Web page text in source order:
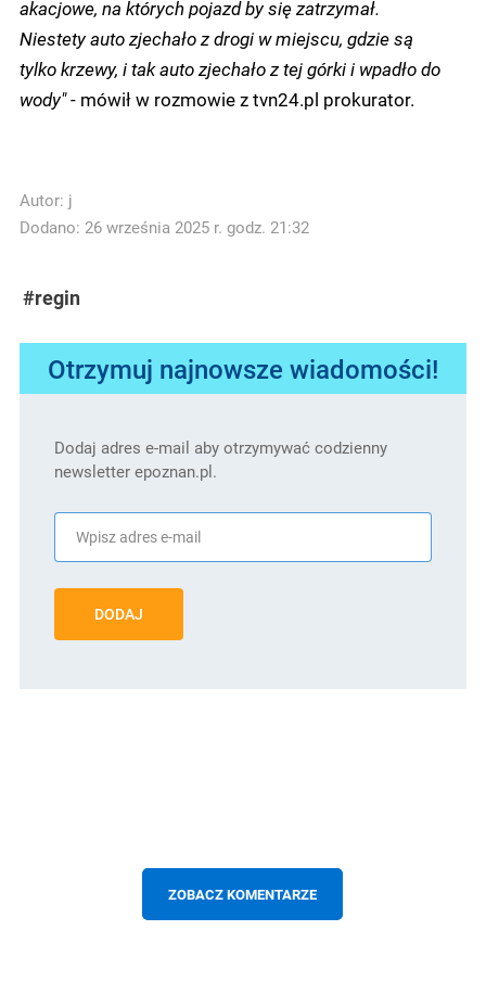
akacjowe, na których pojazd by się zatrzymał.
Niestety auto zjechało z drogi w miejscu, gdzie są
tylko krzewy, i tak auto zjechało z tej górki i wpadło do
wody"- mówił w rozmowie z tvn24.pl prokurator.
Autor: j
Dodano: 26 września 2025 r. godz. 21:32
#regin
Otrzymuj najnowsze wiadomości!
Dodaj adres e-mail aby otrzymywać codzienny
newsletter epoznan.pl.
DODAJ
ZOBACZ KOMENTARZE